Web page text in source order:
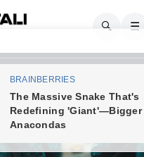
🔍 ☰
aheng familjar në Vushtrri,